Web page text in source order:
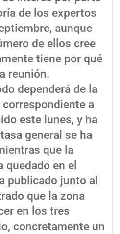
de los expertos
aunque
de ellos cree
tiene por qué
reunión.
dependerá de la
a
este lunes, y ha
general se ha
que la
quedado en el
publicado junto al
que la zona
en los tres
concretamente un